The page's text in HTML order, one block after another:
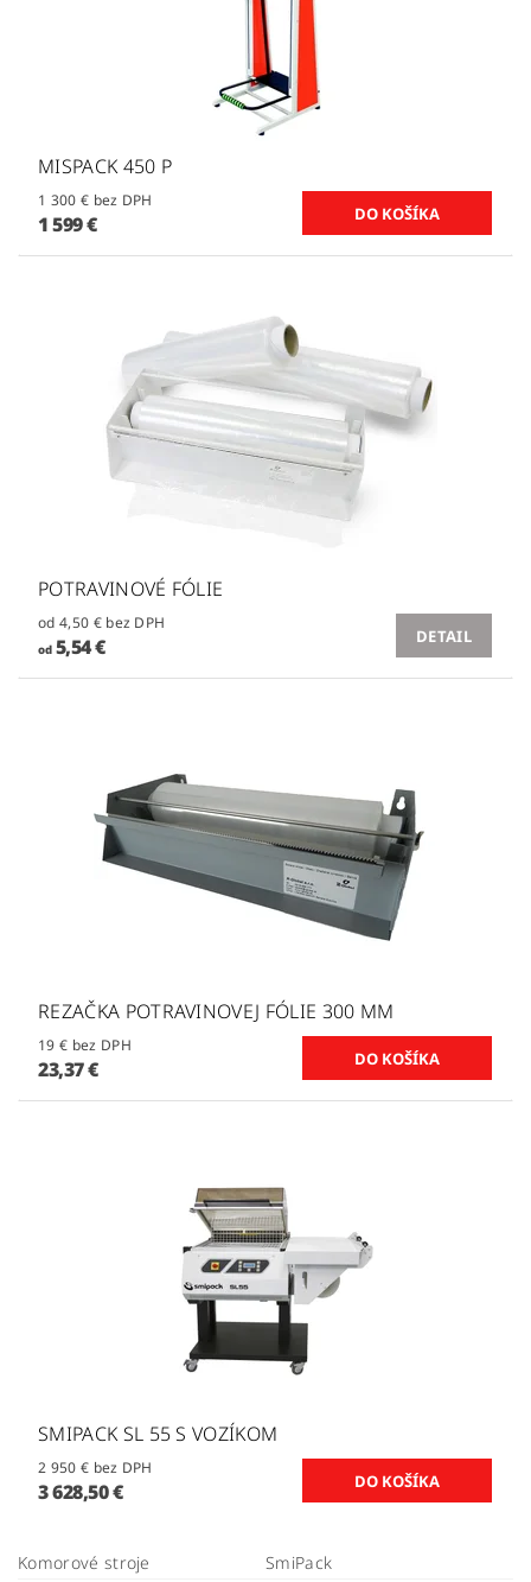
MISPACK 450 P
1 300 € bez DPH
1 599 €
POTRAVINOVÉ FÓLIE
od 4,50 € bez DPH
od5,54 € DETAIL
REZAČKA POTRAVINOVEJ FÓLIE 300 MM
19 € bez DPH
23,37 €
SMIPACK SL 55 S VOZÍKOM
2 950 € bez DPH
3 628,50 €
Komorové stroje
SmiPack